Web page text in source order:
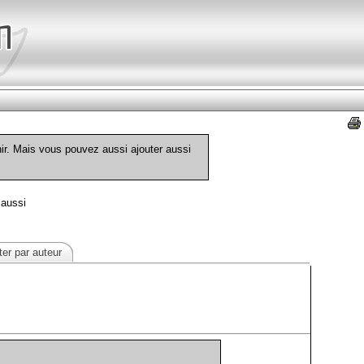
Mais vous pouvez aussi ajouter aussi
par auteur